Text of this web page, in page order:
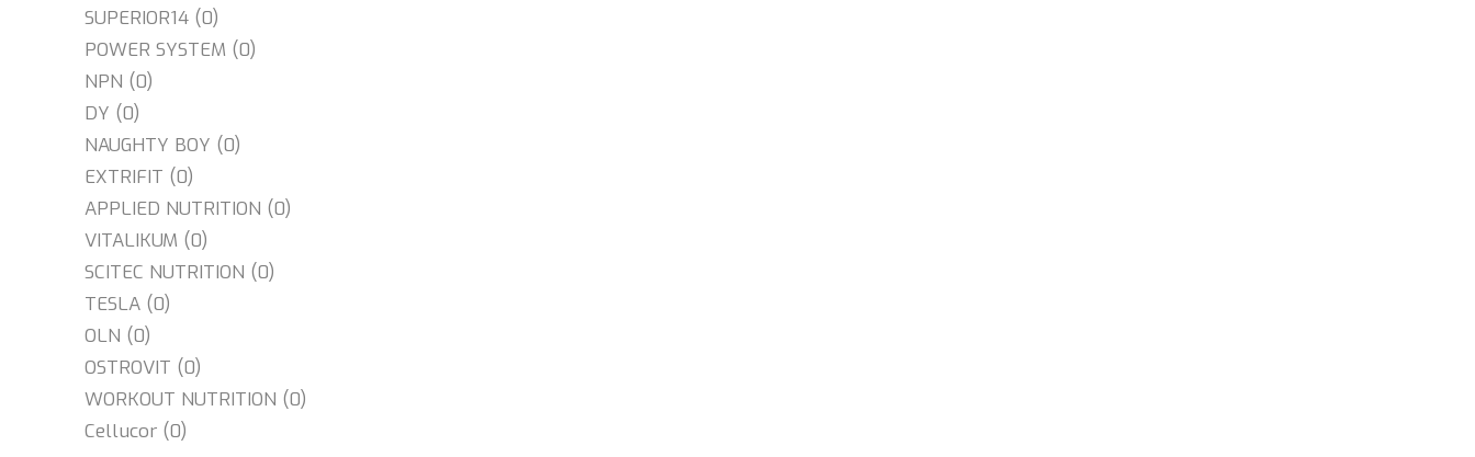
SUPERIOR14 (0)
POWER SYSTEM (0)
NPN (0)
DY (0)
NAUGHTY BOY (0)
EXTRIFIT (0)
APPLIED NUTRITION (0)
VITALIKUM (0)
SCITEC NUTRITION (0)
TESLA (0)
OLN (0)
OSTROVIT (0)
WORKOUT NUTRITION (0)
Cellucor (0)